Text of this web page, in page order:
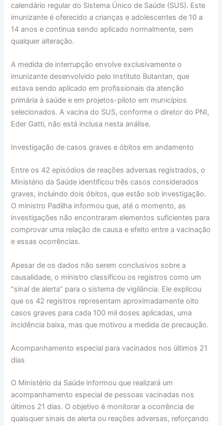
calendário regular do Sistema Único de Saúde (SUS). Este
imunizante é oferecido a crianças e adolescentes de 10 a
14 anos e continua sendo aplicado normalmente, sem
qualquer alteração.
A medida de interrupção envolve exclusivamente o
imunizante desenvolvido pelo Instituto Butantan, que
estava sendo aplicado em profissionais da atenção
primária à saúde e em projetos-piloto em municípios
selecionados. A vacina do SUS, conforme o diretor do PNI,
Eder Gatti, não está inclusa nesta análise.
Investigação de casos graves e óbitos em andamento
Entre os 42 episódios de reações adversas registrados, o
Ministério da Saúde identificou três casos considerados
graves, incluindo dois óbitos, que estão sob investigação.
O ministro Padilha informou que, até o momento, as
investigações não encontraram elementos suficientes para
comprovar uma relação de causa e efeito entre a vacinação
e essas ocorrências.
Apesar de os dados não serem conclusivos sobre a
causalidade, o ministro classificou os registros como um
“sinal de alerta” para o sistema de vigilância. Ele explicou
que os 42 registros representam aproximadamente oito
casos graves para cada 100 mil doses aplicadas, uma
incidência baixa, mas que motivou a medida de precaução.
Acompanhamento especial para vacinados nos últimos 21
dias
O Ministério da Saúde informou que realizará um
acompanhamento especial de pessoas vacinadas nos
últimos 21 dias. O objetivo é monitorar a ocorrência de
quaisquer sinais de alerta ou reações adversas, reforçando